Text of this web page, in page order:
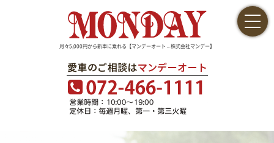
月々5,000円から新車に乗れる【マンデーオート – 株式会社マンデー】